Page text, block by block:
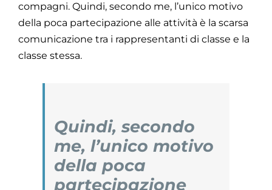
compagni. Quindi, secondo me, l’unico motivo
della poca partecipazione alle attività è la scarsa
comunicazione tra i rappresentanti di classe e la
classe stessa.
Quindi, secondo
me, l’unico motivo
della poca
partecipazione